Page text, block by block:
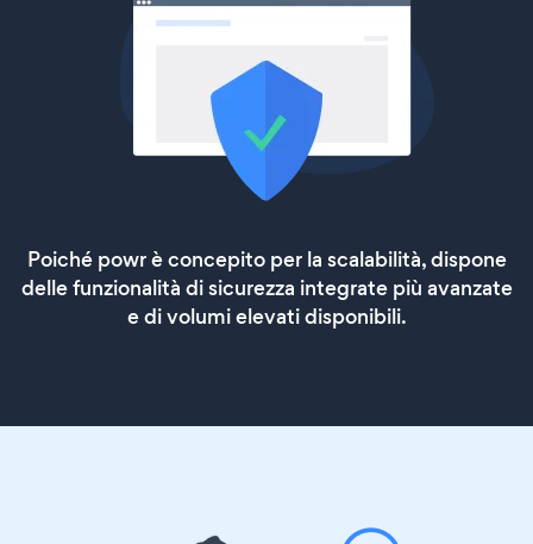
Poiché powr è concepito per la scalabilità, dispone
delle funzionalità di sicurezza integrate più avanzate
e di volumi elevati disponibili.